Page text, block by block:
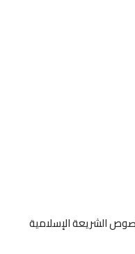
الشريعة الإسلامية